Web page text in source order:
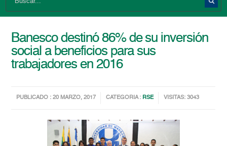
Banesco destinó 86% de su inversión
social a beneficios para sus
trabajadores en 2016
PUBLICADO : 20 MARZO, 2017 CATEGORIA : RSE VISITAS: 3043